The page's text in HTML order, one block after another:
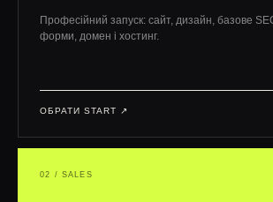
Професійний запуск: сайт, дизайн, базове
форми, домен і хостинг.
ОБРАТИ START ↗︎
02 / SALES